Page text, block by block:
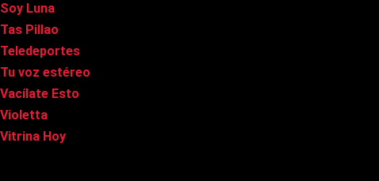
Soy Luna
Tas Pillao
Teledeportes
Tu voz estéreo
Vacílate Esto
Violetta
Vitrina Hoy